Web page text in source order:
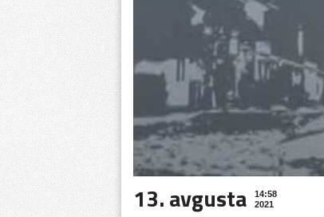
13. avgusta
14:58
2021